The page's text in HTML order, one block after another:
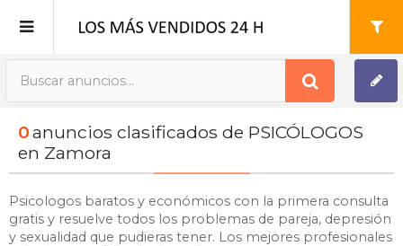
Publica tu Anuncio
Registro
0anuncios clasificados de PSICÓLOGOS
en Zamora
Psicologos baratos y económicos con la primera consulta
gratis y resuelve todos los problemas de pareja, depresión
y sexualidad que pudieras tener. Los mejores profesionales